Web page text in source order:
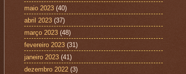
maio 2023 (40)
abril 2023 (37)
março 2023 (48)
fevereiro 2023 (31)
janeiro 2023 (41)
dezembro 2022 (3)